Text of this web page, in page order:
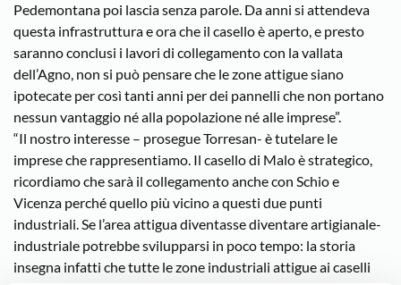
Pedemontana poi lascia senza parole. Da anni si attendeva
questa infrastruttura e ora che il casello è aperto, e presto
saranno conclusi i lavori di collegamento con la vallata
dell’Agno, non si può pensare che le zone attigue siano
ipotecate per così tanti anni per dei pannelli che non portano
nessun vantaggio né alla popolazione né alle imprese”.
“Il nostro interesse – prosegue Torresan- è tutelare le
imprese che rappresentiamo. Il casello di Malo è strategico,
ricordiamo che sarà il collegamento anche con Schio e
Vicenza perché quello più vicino a questi due punti
industriali. Se l’area attigua diventasse diventare artigianale-
industriale potrebbe svilupparsi in poco tempo: la storia
insegna infatti che tutte le zone industriali attigue ai caselli